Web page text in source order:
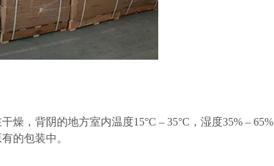
燥，背阴的地方室内温度15°C – 35°C，湿度35% –
的包装中。